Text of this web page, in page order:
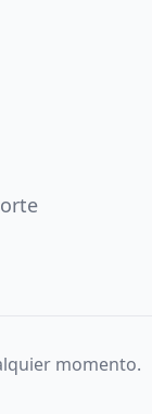
momento.